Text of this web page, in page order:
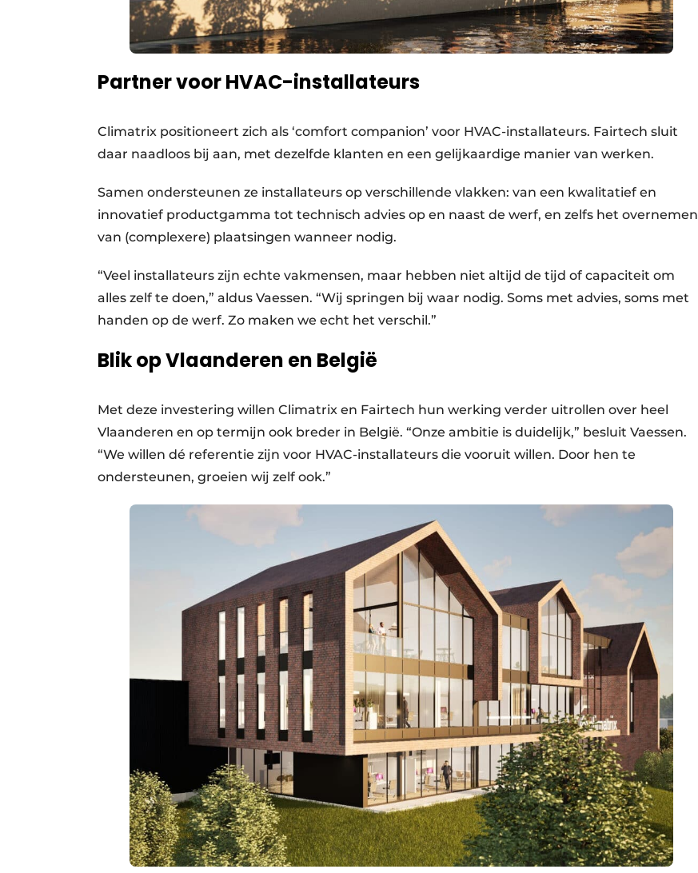
Partner voor HVAC-installateurs
Climatrix positioneert zich als ‘comfort companion’ voor HVAC-installateurs. Fairtech sluit
daar naadloos bij aan, met dezelfde klanten en een gelijkaardige manier van werken.
Samen ondersteunen ze installateurs op verschillende vlakken: van een kwalitatief en
innovatief productgamma tot technisch advies op en naast de werf, en zelfs het overnemen
van (complexere) plaatsingen wanneer nodig.
“Veel installateurs zijn echte vakmensen, maar hebben niet altijd de tijd of capaciteit om
alles zelf te doen,” aldus Vaessen. “Wij springen bij waar nodig. Soms met advies, soms met
handen op de werf. Zo maken we echt het verschil.”
Blik op Vlaanderen en België
Met deze investering willen Climatrix en Fairtech hun werking verder uitrollen over heel
Vlaanderen en op termijn ook breder in België. “Onze ambitie is duidelijk,” besluit Vaessen.
“We willen dé referentie zijn voor HVAC-installateurs die vooruit willen. Door hen te
ondersteunen, groeien wij zelf ook.”